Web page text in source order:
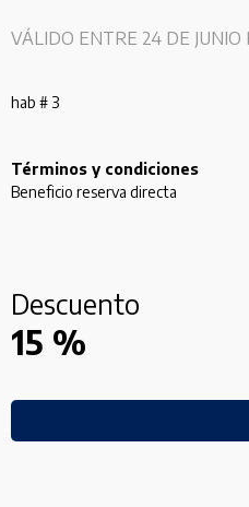
VÁLIDO ENTRE 24 DE
hab # 3
Términos y condiciones
Beneficio reserva directa
Descuento
15 %